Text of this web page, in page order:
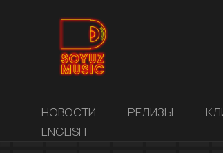
НОВОСТИ РЕЛИЗЫ
ENGLISH